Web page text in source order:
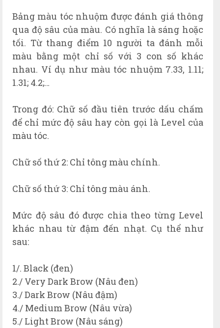
Bảng màu tóc nhuộm được đánh giá thông
qua độ sâu của màu. Có nghĩa là sáng hoặc
tối. Từ thang điểm 10 người ta đánh mỗi
màu bằng một chỉ số với 3 con số khác
nhau. Ví dụ như màu tóc nhuộm 7.33, 1.11;
1.31; 4.2;…
Trong đó: Chữ số đầu tiên trước dấu chấm
để chỉ mức độ sâu hay còn gọi là Level của
màu tóc.
Chữ số thứ 2: Chỉ tông màu chính.
Chữ số thứ 3: Chỉ tông màu ánh.
Mức độ sâu đó được chia theo từng Level
khác nhau từ đậm đến nhạt. Cụ thể như
sau:
1/. Black (đen)
2./ Very Dark Brow (Nâu đen)
3./ Dark Brow (Nâu đậm)
4./ Medium Brow (Nâu vừa)
5./ Light Brow (Nâu sáng)